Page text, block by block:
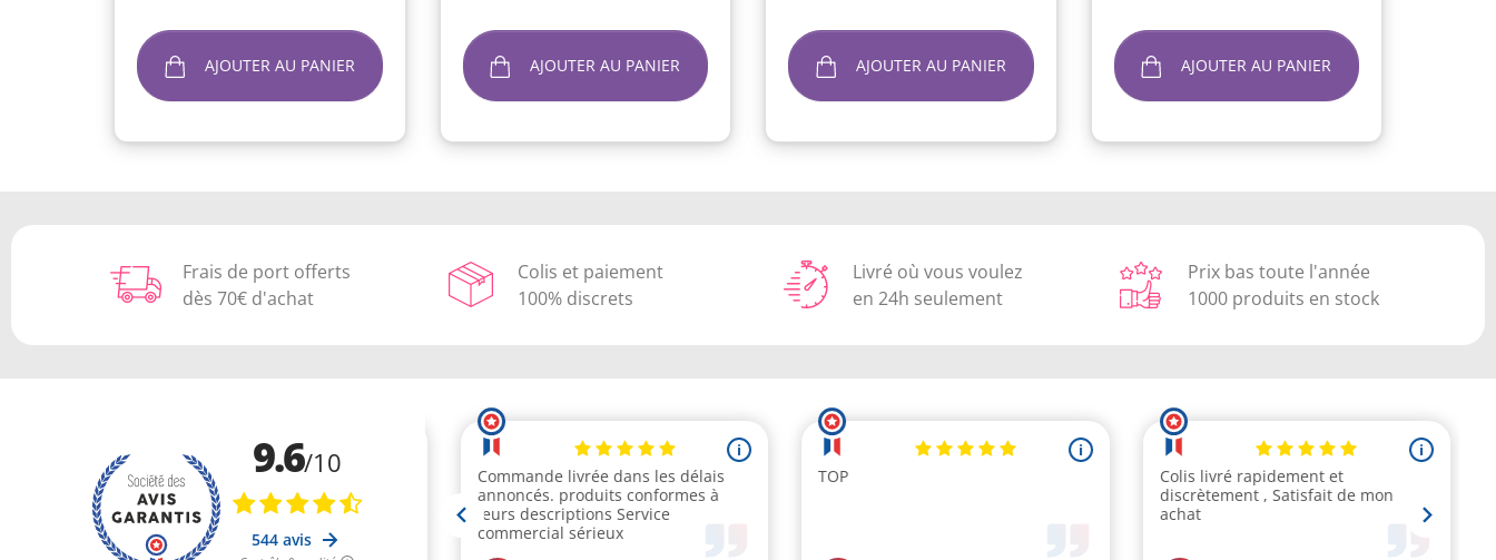
AJOUTER AU PANIER AJOUTER AU PANIER AJOUTER AU PANIER AJOUTER AU PANIER
Frais de port offerts
dès 70€ d'achat
Colis et paiement
100% discrets
Livré où vous voulez
en 24h seulement
Prix bas toute l'année
1000 produits en stock